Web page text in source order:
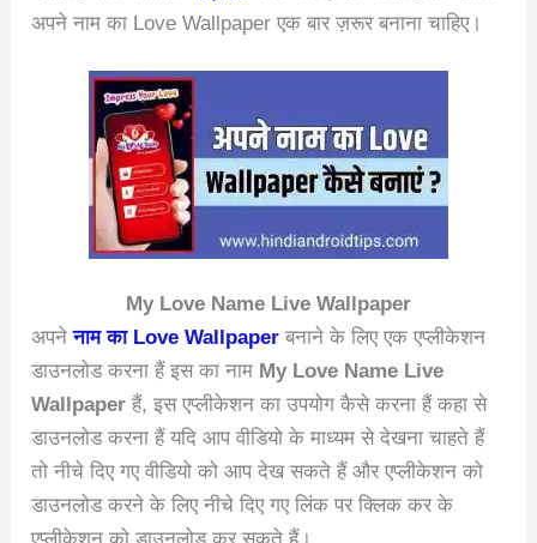
अपने नाम का Love Wallpaper एक बार ज़रूर बनाना चाहिए।
My Love Name Live Wallpaper
अपनेनाम का Love Wallpaperबनाने के लिए एक एप्लीकेशन
डाउनलोड करना हैं इस का नाम My Love Name Live
Wallpaper हैं, इस एप्लीकेशन का उपयोग कैसे करना हैं कहा से
डाउनलोड करना हैं यदि आप वीडियो के माध्यम से देखना चाहते हैं
तो नीचे दिए गए वीडियो को आप देख सकते हैं और एप्लीकेशन को
डाउनलोड करने के लिए नीचे दिए गए लिंक पर क्लिक कर के